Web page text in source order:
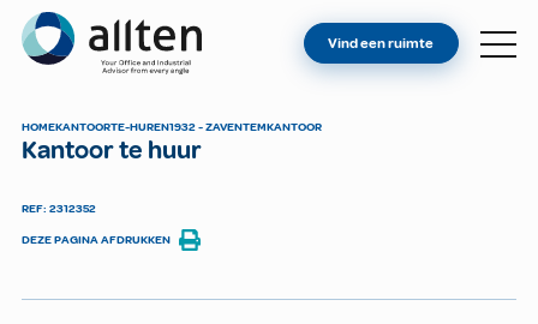
Allten
VIND EEN RUIMTE
Vind een ruimte
HOMEKANTOORTE-HUREN1932 - ZAVENTEMKANTOOR
Kantoor te huur
REF: 2312352
DEZE PAGINA AFDRUKKEN